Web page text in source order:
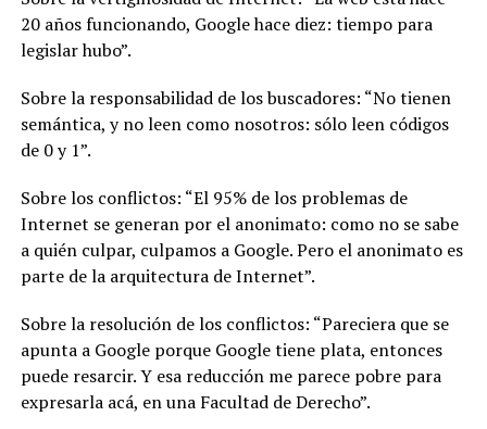
20 años funcionando, Google hace diez: tiempo para
legislar hubo”.
Sobre la responsabilidad de los buscadores: “No tienen
semántica, y no leen como nosotros: sólo leen códigos
de 0 y 1”.
Sobre los conflictos: “El 95% de los problemas de
Internet se generan por el anonimato: como no se sabe
a quién culpar, culpamos a Google. Pero el anonimato es
parte de la arquitectura de Internet”.
Sobre la resolución de los conflictos: “Pareciera que se
apunta a Google porque Google tiene plata, entonces
puede resarcir. Y esa reducción me parece pobre para
expresarla acá, en una Facultad de Derecho”.